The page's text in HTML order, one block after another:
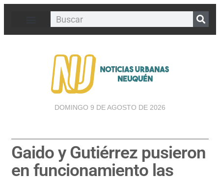
DOMINGO 9 DE AGOSTO DE 2026
Gaido y Gutiérrez pusieron
en funcionamiento las